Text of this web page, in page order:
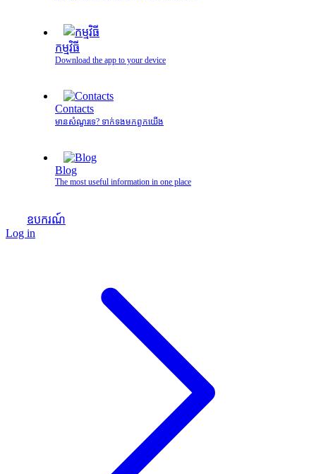
កម្មវិធី
Download the app to your device
Contacts
មានសំណួរទេ? ទាក់ទងមកពួកយើង
Blog
The most useful information in one place
ឧបករណ៍
Log in